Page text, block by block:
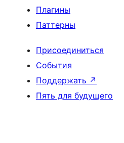
Плагины
Паттерны
Присоединиться
События
Поддержать ↗
Пять для будущего